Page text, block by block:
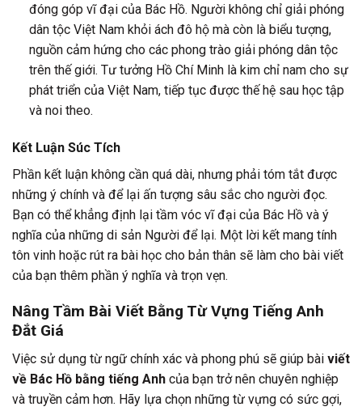
đóng góp vĩ đại của Bác Hồ. Người không chỉ giải phóng
dân tộc Việt Nam khỏi ách đô hộ mà còn là biểu tượng,
nguồn cảm hứng cho các phong trào giải phóng dân tộc
trên thế giới. Tư tưởng Hồ Chí Minh là kim chỉ nam cho sự
phát triển của Việt Nam, tiếp tục được thế hệ sau học tập
và noi theo.
Kết Luận Súc Tích
Phần kết luận không cần quá dài, nhưng phải tóm tắt được
những ý chính và để lại ấn tượng sâu sắc cho người đọc.
Bạn có thể khẳng định lại tầm vóc vĩ đại của Bác Hồ và ý
nghĩa của những di sản Người để lại. Một lời kết mang tính
tôn vinh hoặc rút ra bài học cho bản thân sẽ làm cho bài viết
của bạn thêm phần ý nghĩa và trọn vẹn.
Nâng Tầm Bài Viết Bằng Từ Vựng Tiếng Anh
Đắt Giá
Việc sử dụng từ ngữ chính xác và phong phú sẽ giúp bài viết
về Bác Hồ bằng tiếng Anh của bạn trở nên chuyên nghiệp
và truyền cảm hơn. Hãy lựa chọn những từ vựng có sức gợi,